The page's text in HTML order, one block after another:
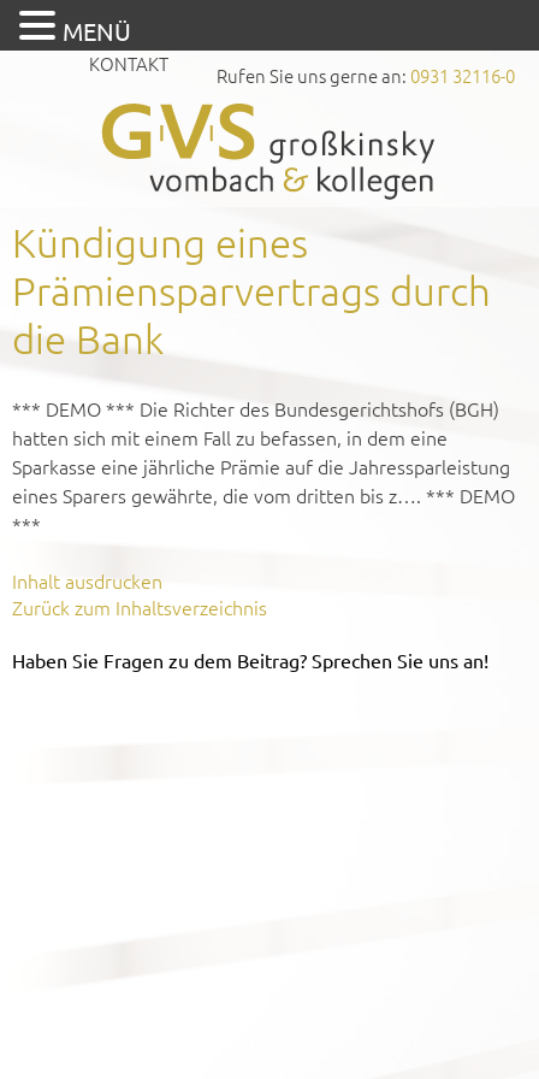
Rufen Sie uns gerne an: 0931 32116-0
KONTAKT
Kündigung eines
Prämiensparvertrags durch
die Bank
*** DEMO *** Die Richter des Bundesgerichtshofs (BGH)
hatten sich mit einem Fall zu befassen, in dem eine
Sparkasse eine jährliche Prämie auf die Jahressparleistung
eines Sparers gewährte, die vom dritten bis z…. *** DEMO
***
Inhalt ausdrucken
Zurück zum Inhaltsverzeichnis
Haben Sie Fragen zu dem Beitrag? Sprechen Sie uns an!
MENÜ